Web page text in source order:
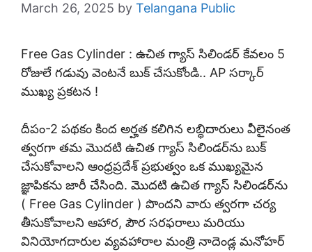
March 26, 2025 by Telangana Public
Free Gas Cylinder : ఉచిత గ్యాస్ సిలిండర్ కేవలం 5
రోజులే గడువు వెంటనే బుక్ చేసుకోండి.. AP సర్కార్
ముఖ్య ప్రకటన !
దీపం-2 పథకం కింద అర్హత కలిగిన లబ్ధిదారులు వీలైనంత
త్వరగా తమ మొదటి ఉచిత గ్యాస్ సిలిండర్‌ను బుక్
చేసుకోవాలని ఆంధ్రప్రదేశ్ ప్రభుత్వం ఒక ముఖ్యమైన
జ్ఞాపికను జారీ చేసింది. మొదటి ఉచిత గ్యాస్ సిలిండర్‌ను
( Free Gas Cylinder ) పొందని వారు త్వరగా చర్య
తీసుకోవాలని ఆహార, పౌర సరఫరాలు మరియు
వినియోగదారుల వ్యవహారాల మంత్రి నాదెండ్ల మనోహర్